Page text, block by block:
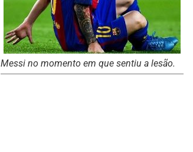
Messi no momento em que sentiu a lesão.